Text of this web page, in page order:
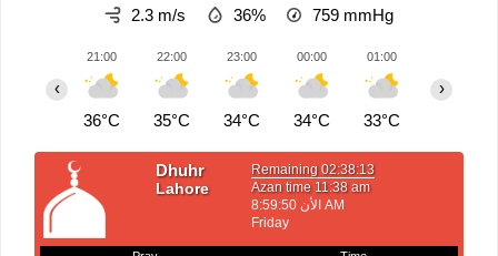
2.3 m/s 36% 759 mmHg
21:00
36°C
22:00
35°C
23:00
34°C
00:00
34°C
01:00
33°C
‹ ›